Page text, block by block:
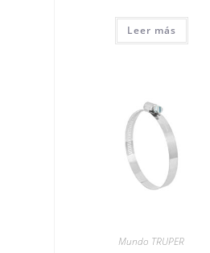
Leer más
Mundo TRUPER